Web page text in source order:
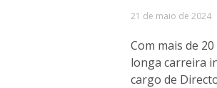
21 de maio de 2024
Com mais de
longa carreira
cargo de